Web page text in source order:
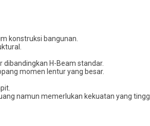
konstruksi bangunan.
dibandingkan H-Beam standar.
momen lentur yang besar.
namun memerlukan kekuatan yang